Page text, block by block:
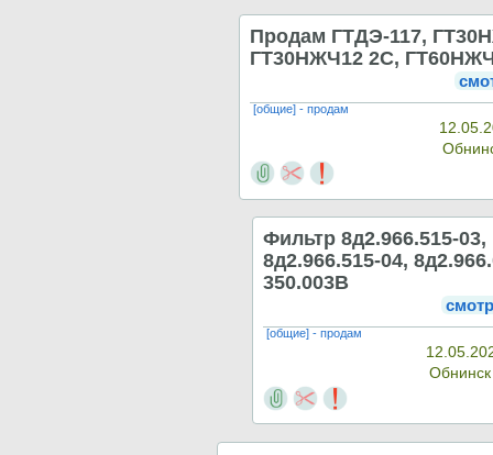
Продам ГТДЭ-117,
ГТ30НЖЧ12 2С,
[общие] - продам
Фильтр 8д2.966.515-03,
8д2.966.515-04,
350.003В
[общие] - продам